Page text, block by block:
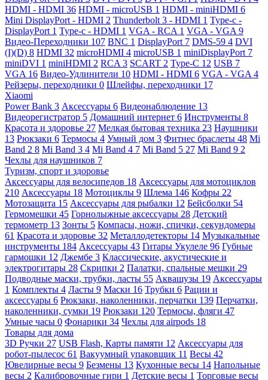
HDMI - HDMI 36 HDMI - microUSB 1 HDMI - miniHDMI 6
Mini DisplayPort - HDMI 2 Thunderbolt 3 - HDMI 1 Type-c -
DisplayPort 1 Type-c - HDMI 1 VGA - RCA 1 VGA - VGA 9
Видео-Переходники 107 BNC 1 DisplayPort 7 DMS-59 4 DVI
(I)(D) 8 HDMI 32 microHDMI 4 microUSB 1 miniDisplayPort 7
miniDVI 1 miniHDMI 2 RCA 3 SCART 2 Type-C 12 USB 7
VGA 16 Видео-Удлинители 10 HDMI - HDMI 6 VGA - VGA 4
Рейзеры, переходники 0 Шлейфы, переходники 17
Xiaomi
Power Bank 3 Аксессуары 6 Видеонаблюдение 13
Видеорегистратор 5 Домашний интернет 6 Инструменты 8
Красота и здоровье 27 Мелкая бытовая техника 23 Наушники
13 Рюкзаки 6 Термосы 4 Умный дом 3 Фитнес браслеты 48 Mi
Band 2 8 Mi Band 3 4 Mi Band 4 7 Mi Band 5 27 Mi Band 9 2
Чехлы для наушников 7
Туризм, спорт и здоровье
Аксессуары для велосипедов 18 Аксессуары для мотоциклов
210 Аксессуары 18 Мотоциклы 9 Шлема 146 Кофры 22
Мотозащита 15 Аксессуары для рыбалки 12 Бейсболки 54
Гермомешки 45 Горнолыжные аксессуары 28 Детский
термометр 13 Зонты 5 Компасы, ножи, спички, секундомеры
61 Красота и здоровье 32 Металлодетекторы 14 Музыкальные
инструменты 184 Аксессуары 43 Гитары Укулеле 96 Губные
гармошки 12 Джембе 3 Классические, акустические и
электрогитары 28 Скрипки 2 Палатки, спальные мешки 29
Подводные маски, трубки, ласты 55 Аквашузы 19 Аксессуары
1 Комплекты 4 Ласты 9 Маски 16 Трубки 6 Рации и
аксессуары 6 Рюкзаки, наколенники, перчатки 139 Перчатки,
наколенники, сумки 19 Рюкзаки 120 Термосы, фляги 47
Умные часы 0 Фонарики 34 Чехлы для airpods 18
Товары для дома
3D Ручки 27 USB Flash, Карты памяти 12 Аксессуары для
робот-пылесос 61 Вакуумный упаковщик 11 Весы 42
Ювелирные весы 9 Безмены 13 Кухонные весы 14 Напольные
весы 2 Калибровочные гири 1 Детские весы 1 Торговые весы